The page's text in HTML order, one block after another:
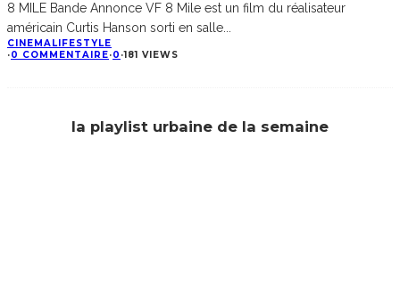
8 MILE Bande Annonce VF 8 Mile est un film du réalisateur
américain Curtis Hanson sorti en salle...
CINEMA LIFESTYLE
·0 COMMENTAIRE·0 ·181 VIEWS
la playlist urbaine de la semaine